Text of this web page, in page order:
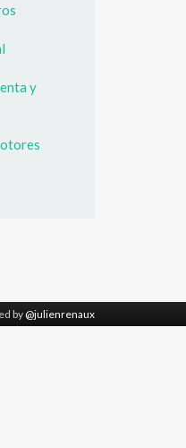
y
by @julienrenaux